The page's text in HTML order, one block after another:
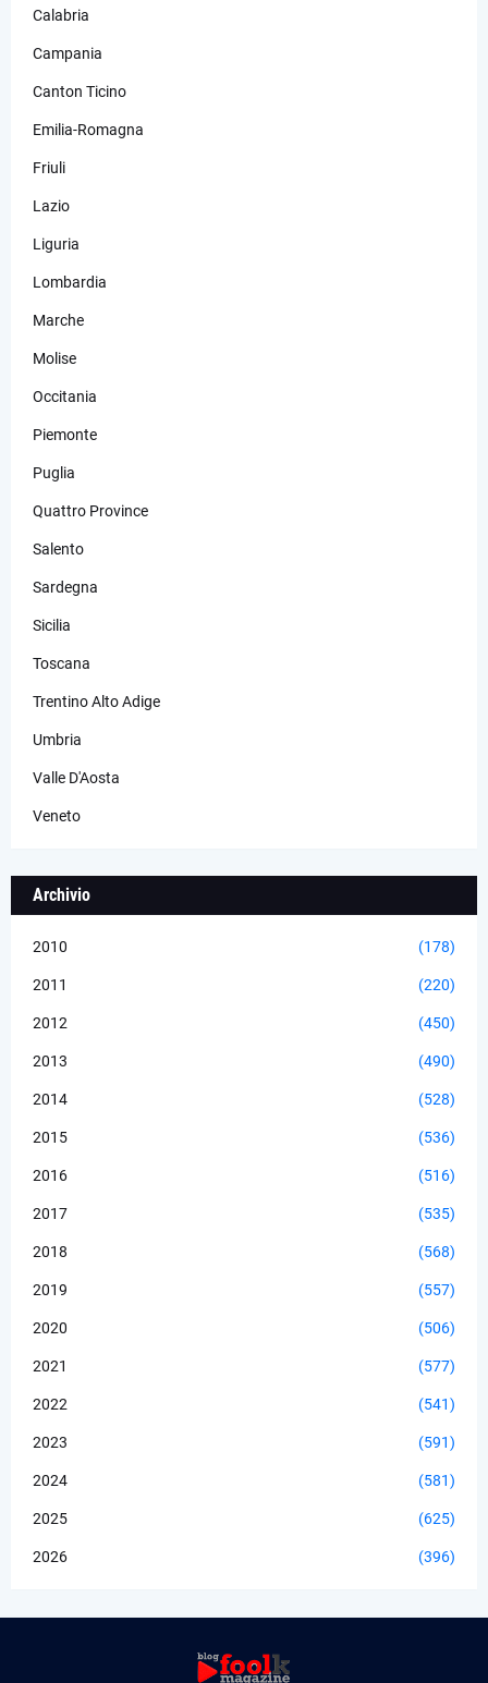
Calabria
Campania
Canton Ticino
Emilia-Romagna
Friuli
Lazio
Liguria
Lombardia
Marche
Molise
Occitania
Piemonte
Puglia
Quattro Province
Salento
Sardegna
Sicilia
Toscana
Trentino Alto Adige
Umbria
Valle D'Aosta
Veneto
Archivio
2010 (178)
2011 (220)
2012 (450)
2013 (490)
2014 (528)
2015 (536)
2016 (516)
2017 (535)
2018 (568)
2019 (557)
2020 (506)
2021 (577)
2022 (541)
2023 (591)
2024 (581)
2025 (625)
2026 (396)